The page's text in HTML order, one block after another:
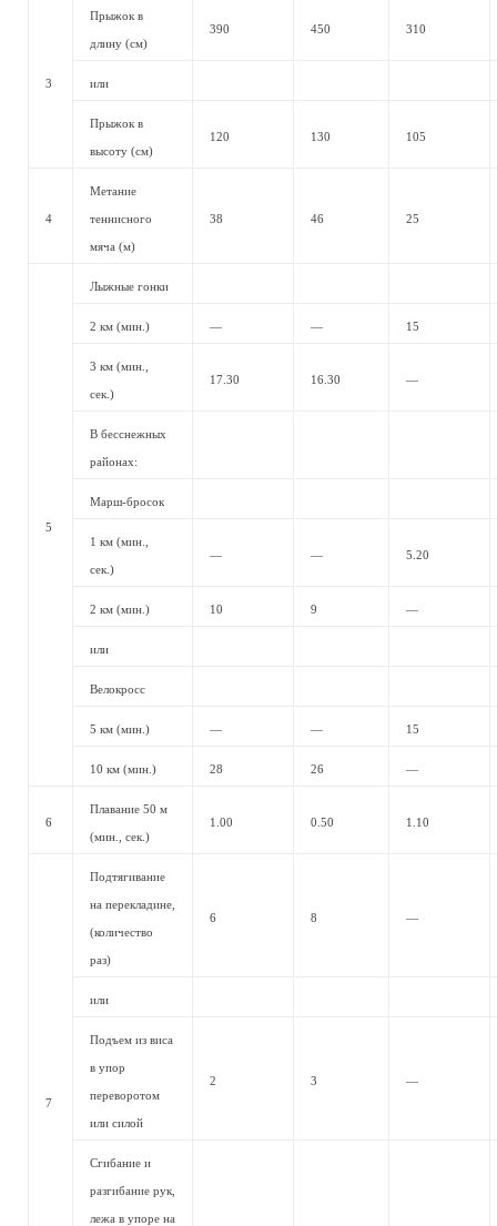
3
Прыжок в
длину (см)
390 450 310
или
Прыжок в
высоту (см)
120 130 105
4
Метание
теннисного
мяча (м)
38 46 25
5
Лыжные гонки
2 км (мин.) — — 15
3 км (мин.,
сек.)
17.30 16.30 —
В бесснежных
районах:
Марш-бросок
1 км (мин.,
сек.)
— — 5.20
2 км (мин.) 10 9 —
или
Велокросс
5 км (мин.) — — 15
10 км (мин.) 28 26 —
6
Плавание 50 м
(мин., сек.)
1.00 0.50 1.10
7
Подтягивание
на перекладине,
(количество
раз)
6 8 —
или
Подъем из виса
в упор
переворотом
или силой
2 3 —
Сгибание и
разгибание рук,
лежа в упоре на